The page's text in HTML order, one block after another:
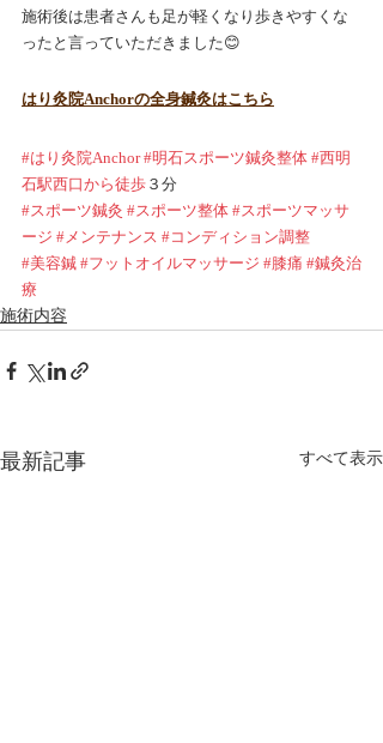
施術後は患者さんも足が軽くなり歩きやすくな
ったと言っていただきました😊
はり灸院Anchorの全身鍼灸はこちら
#はり灸院Anchor #明石スポーツ鍼灸整体 #西明
石駅西口から徒歩 ３分
#スポーツ鍼灸 #スポーツ整体 #スポーツマッサ
ージ #メンテナンス #コンディション調整
#美容鍼 #フットオイルマッサージ #膝痛 #鍼灸治
療
施術内容
最新記事 すべて表示